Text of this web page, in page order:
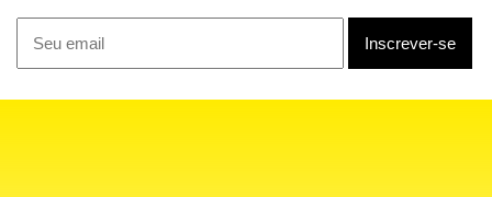
Questionado se o Verdão aceitaria uma hipotética situação